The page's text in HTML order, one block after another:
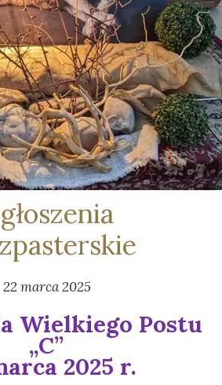
22 marca 2025
Wielkiego Postu
„C”
2025 r.